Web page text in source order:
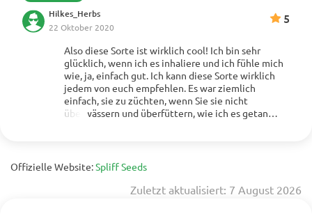
Hilkes_Herbs
22 Oktober 2020
5
Also diese Sorte ist wirklich cool! Ich bin sehr
glücklich, wenn ich es inhaliere und ich fühle mich
wie, ja, einfach gut. Ich kann diese Sorte wirklich
jedem von euch empfehlen. Es war ziemlich
einfach, sie zu züchten, wenn Sie sie nicht
überwässern und überfüttern, wie ich es getan
Früchten. Und es ist wirklich schwer, Jungs! Damit
habe ich ehrlich gesagt nicht gerechnet :-) Aber ich
bin glücklich überrascht, wie es ausgegangen ist
und möchte mich bei Herbies bedanken! 😍😎
Mehr anzeigen
Offizielle Website:Spliff Seeds
Zuletzt aktualisiert: 7 August 2026